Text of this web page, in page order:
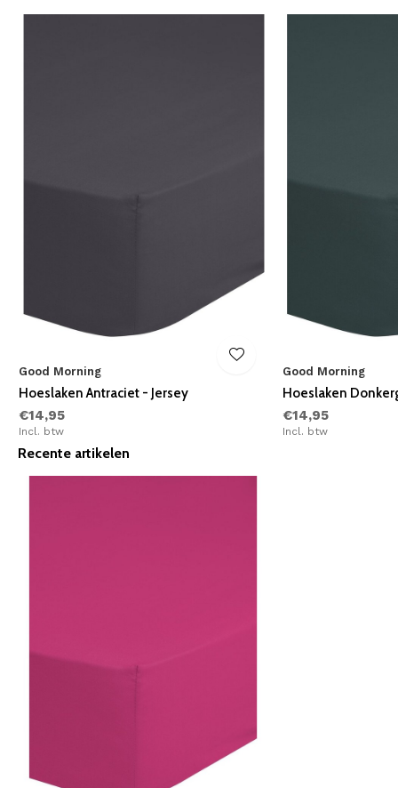
Good Morning
Hoeslaken Antraciet - Jersey
€14,95
Incl. btw
Good Morning
Hoeslaken
€14,95
Incl. btw
Recente artikelen